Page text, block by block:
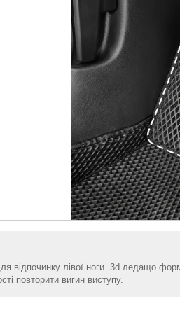
відпочинку лівої ноги. 3d ледащо
повторити вигин виступу.